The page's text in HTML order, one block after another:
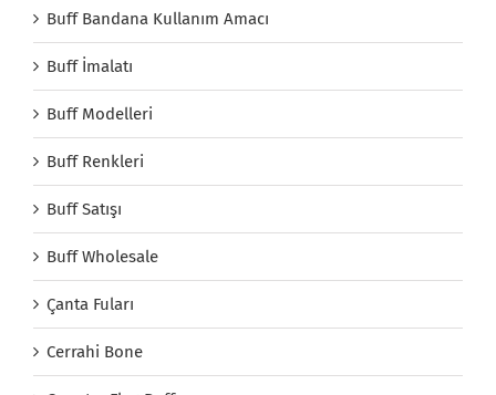
Buff Bandana Kullanım Amacı
Buff İmalatı
Buff Modelleri
Buff Renkleri
Buff Satışı
Buff Wholesale
Çanta Fuları
Cerrahi Bone